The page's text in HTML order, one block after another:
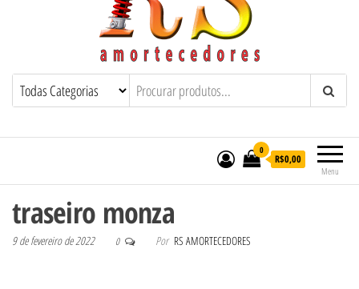
Rs Amortecedores Recondicionados –
Suspensão e Molas
Amortecedores Recondicionados de
qualidade reconhecida.
Menu
0
R$0,00
traseiro monza
9 de fevereiro de 2022 0 Por RS AMORTECEDORES